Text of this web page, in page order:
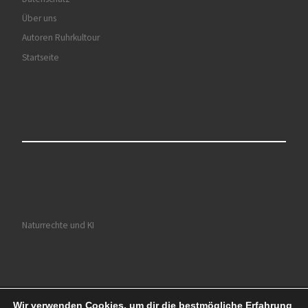
Über uns
Autoren Ruhrkultour
Startseite
Naturrechte und KI
Wir verwenden Cookies, um dir die bestmögliche Erfahrung